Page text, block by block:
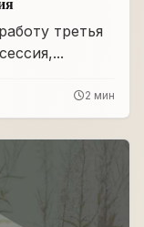
третья
2 мин